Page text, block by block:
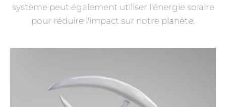
système peut également utiliser l'énergie solaire
pour réduire l'impact sur notre planète.